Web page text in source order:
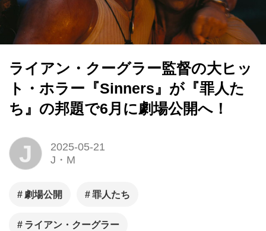
ライアン・クーグラー監督の大ヒッ
ト・ホラー『Sinners』が『罪人た
ち』の邦題で6月に劇場公開へ！
J
2025-05-21
J・M
劇場公開 罪人たち
ライアン・クーグラー